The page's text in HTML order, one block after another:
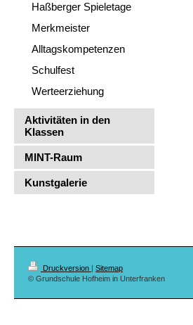
Haßberger Spieletage
Merkmeister
Alltagskompetenzen
Schulfest
Werteerziehung
Aktivitäten in den
Klassen
MINT-Raum
Kunstgalerie
Druckversion | Sitemap
© Grundschule Hofheim in Unterfranken